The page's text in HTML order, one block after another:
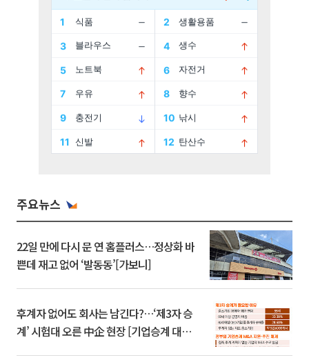
주요뉴스
22일 만에 다시 문 연 홈플러스…정상화 바
쁜데 재고 없어 ‘발동동’[가보니]
후계자 없어도 회사는 남긴다?…‘제3자 승
계’ 시험대 오른 中企 현장 [기업승계 대전